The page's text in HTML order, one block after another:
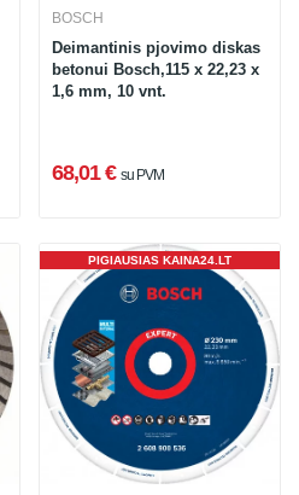
BOSCH
Deimantinis pjovimo diskas
betonui Bosch,115 x 22,23 x
1,6 mm, 10 vnt.
68,01 € su PVM
PIGIAUSIAS KAINA24.LT